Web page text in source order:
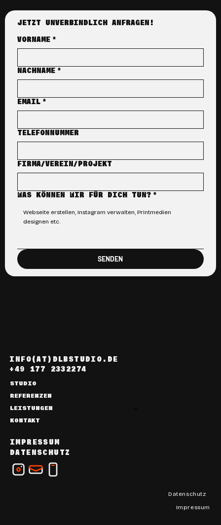
Datenschutz
Impressum
INFO(AT)DLBSTUDIO.DE
+49 177 2332274
STUDIO
REFERENZEN
LEISTUNGEN
KONTAKT
IMPRESSUM
DATENSCHUTZ
JETZT UNVERBINDLICH ANFRAGEN!
VORNAME *
NACHNAME *
EMAIL *
TELEFONNUMMER
FIRMA/VEREIN/PROJEKT
WAS KÖNNEN WIR FÜR DICH TUN? *
SENDEN